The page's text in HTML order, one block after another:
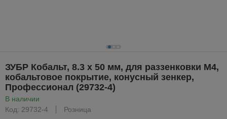
ЗУБР Кобальт, 8.3 x 50 мм, для раззенковки М4,
кобальтовое покрытие, конусный зенкер,
Профессионал (29732-4)
В наличии
Код: 29732-4
Розница